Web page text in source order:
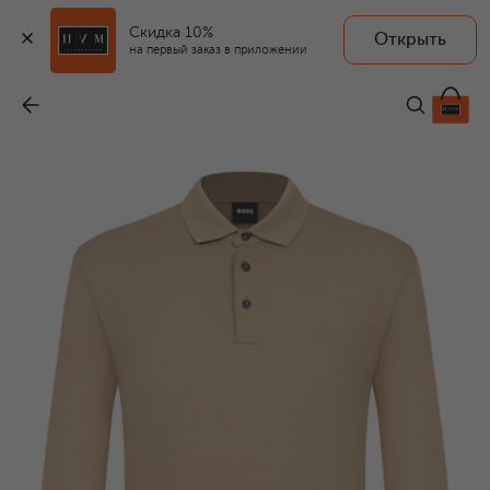
Скидка 10%
на первый заказ в приложении
Открыть
13 550 ₽